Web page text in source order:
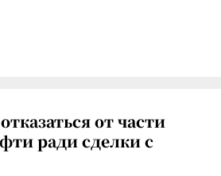
от части
ради сделки с